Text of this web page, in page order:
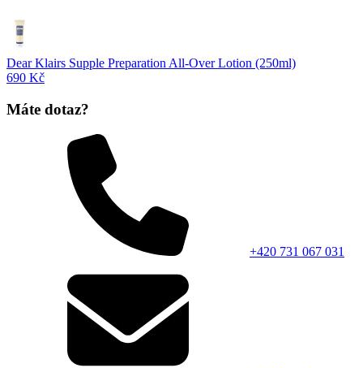
Dear Klairs Supple Preparation All-Over Lotion (250ml)
690 Kč
Máte dotaz?
+420 731 067 031